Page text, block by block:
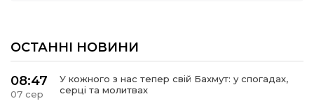
ОСТАННІ НОВИНИ
08:47
07 сер
У кожного з нас тепер свій Бахмут: у спогадах,
серці та молитвах